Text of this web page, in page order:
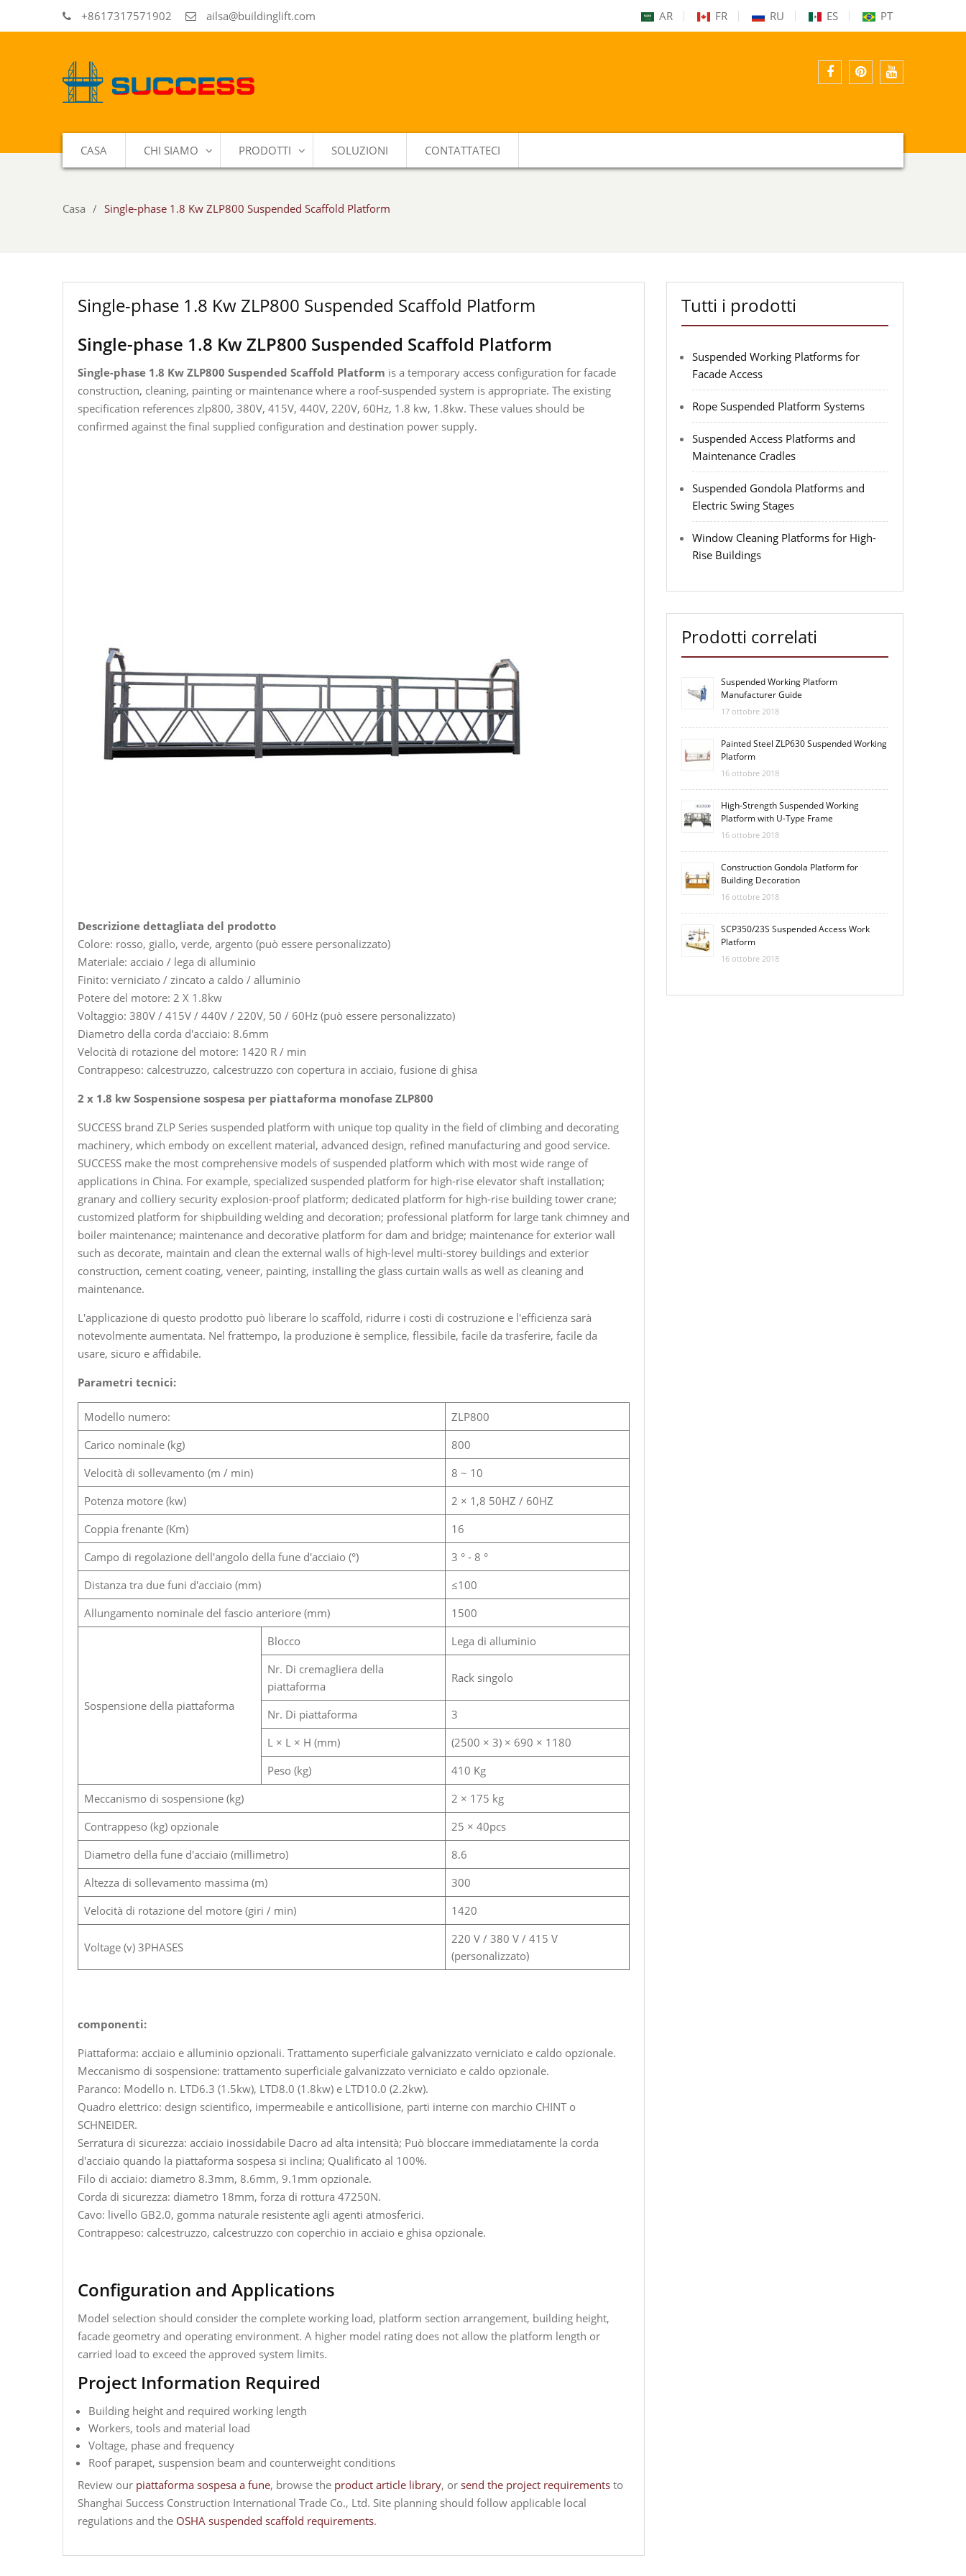
+8617317571902 ailsa@buildinglift.com AR FR RU ES PT
CASA CHI SIAMO PRODOTTI SOLUZIONI CONTATTATECI
Casa Single-phase 1.8 Kw ZLP800 Suspended Scaffold Platform
Single-phase 1.8 Kw ZLP800 Suspended Scaffold Platform
Single-phase 1.8 Kw ZLP800 Suspended Scaffold Platform
Single-phase 1.8 Kw ZLP800 Suspended Scaffold Platform is a temporary access configuration for facade
construction, cleaning, painting or maintenance where a roof-suspended system is appropriate. The existing
specification references zlp800, 380V, 415V, 440V, 220V, 60Hz, 1.8 kw, 1.8kw. These values should be
confirmed against the final supplied configuration and destination power supply.
Descrizione dettagliata del prodotto
Colore: rosso, giallo, verde, argento (può essere personalizzato)
Materiale: acciaio / lega di alluminio
Finito: verniciato / zincato a caldo / alluminio
Potere del motore: 2 X 1.8kw
Voltaggio: 380V / 415V / 440V / 220V, 50 / 60Hz (può essere personalizzato)
Diametro della corda d'acciaio: 8.6mm
Velocità di rotazione del motore: 1420 R / min
Contrappeso: calcestruzzo, calcestruzzo con copertura in acciaio, fusione di ghisa
2 x 1.8 kw Sospensione sospesa per piattaforma monofase ZLP800
SUCCESS brand ZLP Series suspended platform with unique top quality in the field of climbing and decorating
machinery, which embody on excellent material, advanced design, refined manufacturing and good service.
SUCCESS make the most comprehensive models of suspended platform which with most wide range of
applications in China. For example, specialized suspended platform for high-rise elevator shaft installation;
granary and colliery security explosion-proof platform; dedicated platform for high-rise building tower crane;
customized platform for shipbuilding welding and decoration; professional platform for large tank chimney and
boiler maintenance; maintenance and decorative platform for dam and bridge; maintenance for exterior wall
such as decorate, maintain and clean the external walls of high-level multi-storey buildings and exterior
construction, cement coating, veneer, painting, installing the glass curtain walls as well as cleaning and
maintenance.
L'applicazione di questo prodotto può liberare lo scaffold, ridurre i costi di costruzione e l'efficienza sarà
notevolmente aumentata. Nel frattempo, la produzione è semplice, flessibile, facile da trasferire, facile da
usare, sicuro e affidabile.
Parametri tecnici:
Modello numero:
ZLP800
Carico nominale (kg)
800
Velocità di sollevamento (m / min)
8 ~ 10
Potenza motore (kw)
2 × 1,8 50HZ / 60HZ
Coppia frenante (Km)
16
Campo di regolazione dell'angolo della fune d'acciaio (°)
3 ° - 8 °
Distanza tra due funi d'acciaio (mm)
≤100
Allungamento nominale del fascio anteriore (mm)
1500
Sospensione della piattaforma
Blocco
Lega di alluminio
Nr. Di cremagliera della
piattaforma
Rack singolo
Nr. Di piattaforma
3
L × L × H (mm)
(2500 × 3) × 690 × 1180
Peso (kg)
410 Kg
Meccanismo di sospensione (kg)
2 × 175 kg
Contrappeso (kg) opzionale
25 × 40pcs
Diametro della fune d'acciaio (millimetro)
8.6
Altezza di sollevamento massima (m)
300
Velocità di rotazione del motore (giri / min)
1420
Voltage (v) 3PHASES
220 V / 380 V / 415 V
(personalizzato)
componenti:
Piattaforma: acciaio e alluminio opzionali. Trattamento superficiale galvanizzato verniciato e caldo opzionale.
Meccanismo di sospensione: trattamento superficiale galvanizzato verniciato e caldo opzionale.
Paranco: Modello n. LTD6.3 (1.5kw), LTD8.0 (1.8kw) e LTD10.0 (2.2kw).
Quadro elettrico: design scientifico, impermeabile e anticollisione, parti interne con marchio CHINT o
SCHNEIDER.
Serratura di sicurezza: acciaio inossidabile Dacro ad alta intensità; Può bloccare immediatamente la corda
d'acciaio quando la piattaforma sospesa si inclina; Qualificato al 100%.
Filo di acciaio: diametro 8.3mm, 8.6mm, 9.1mm opzionale.
Corda di sicurezza: diametro 18mm, forza di rottura 47250N.
Cavo: livello GB2.0, gomma naturale resistente agli agenti atmosferici.
Contrappeso: calcestruzzo, calcestruzzo con coperchio in acciaio e ghisa opzionale.
Configuration and Applications
Model selection should consider the complete working load, platform section arrangement, building height,
facade geometry and operating environment. A higher model rating does not allow the platform length or
carried load to exceed the approved system limits.
Project Information Required
Building height and required working length
Workers, tools and material load
Voltage, phase and frequency
Roof parapet, suspension beam and counterweight conditions
Review our piattaforma sospesa a fune, browse the product article library, or send the project requirements to
Shanghai Success Construction International Trade Co., Ltd. Site planning should follow applicable local
regulations and the OSHA suspended scaffold requirements.
Navigazione
Tutti i prodotti
Suspended Working Platforms for
Facade Access
Rope Suspended Platform Systems
Suspended Access Platforms and
Maintenance Cradles
Suspended Gondola Platforms and
Electric Swing Stages
Window Cleaning Platforms for High-
Rise Buildings
Prodotti correlati
Suspended Working Platform
Manufacturer Guide
17 ottobre 2018
Painted Steel ZLP630 Suspended Working
Platform
16 ottobre 2018
High-Strength Suspended Working
Platform with U-Type Frame
16 ottobre 2018
Construction Gondola Platform for
Building Decoration
16 ottobre 2018
SCP350/23S Suspended Access Work
Platform
16 ottobre 2018